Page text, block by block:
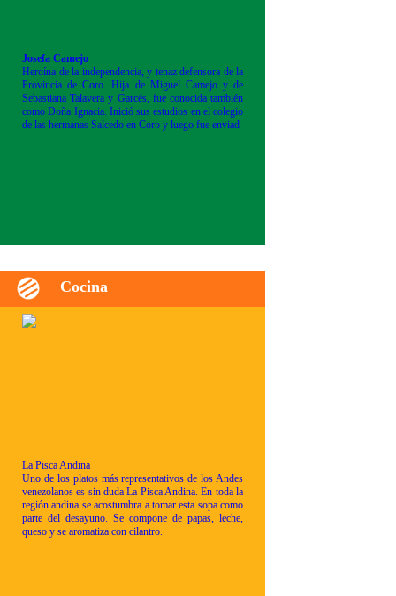
Josefa Camejo
Heroína de la independencia, y tenaz defensora de la
Provincia de Coro. Hija de Miguel Camejo y de
Sebastiana Talavera y Garcés, fue conocida también
como Doña Ignacia. Inició sus estudios en el colegio
de las hermanas Salcedo en Coro y luego fue enviad
Cocina
La Pisca Andina
Uno de los platos más representativos de los Andes
venezolanos es sin duda La Pisca Andina. En toda la
región andina se acostumbra a tomar esta sopa como
parte del desayuno. Se compone de papas, leche,
queso y se aromatiza con cilantro.